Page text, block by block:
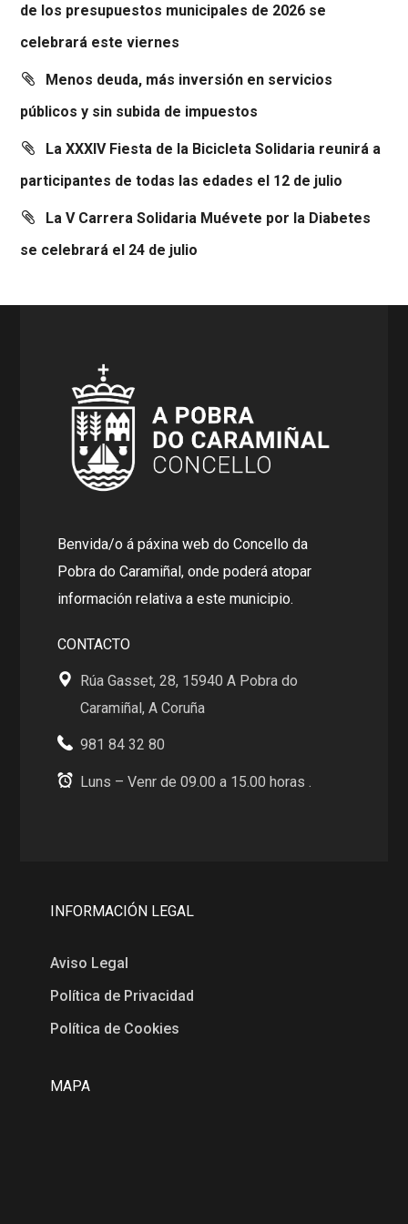
de los presupuestos municipales de 2026 se
celebrará este viernes
Menos deuda, más inversión en servicios
públicos y sin subida de impuestos
La XXXIV Fiesta de la Bicicleta Solidaria reunirá a
participantes de todas las edades el 12 de julio
La V Carrera Solidaria Muévete por la Diabetes
se celebrará el 24 de julio
Benvida/o á páxina web do Concello da
Pobra do Caramiñal, onde poderá atopar
información relativa a este municipio.
CONTACTO
Rúa Gasset, 28, 15940 A Pobra do
Caramiñal, A Coruña
981 84 32 80
Luns – Venr de 09.00 a 15.00 horas .
INFORMACIÓN LEGAL
Aviso Legal
Política de Privacidad
Política de Cookies
MAPA